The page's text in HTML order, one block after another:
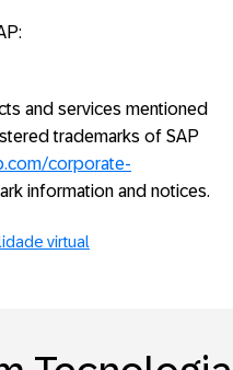
and services mentioned
trademarks of SAP
corporate-
information and notices.
virtual